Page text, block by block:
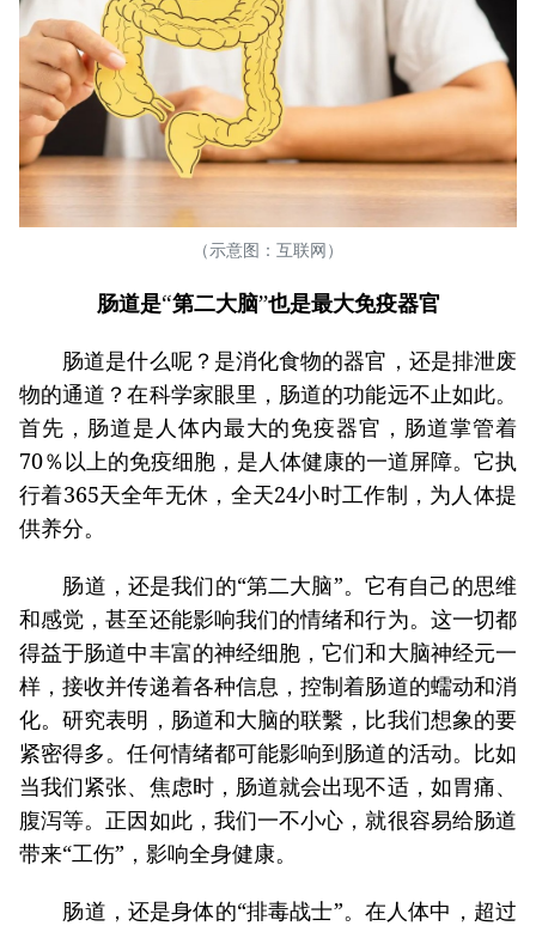
（示意图：互联网）
肠道是“第二大脑”也是最大免疫器官
肠道是什么呢？是消化食物的器官，还是排泄废
物的通道？在科学家眼里，肠道的功能远不止如此。
首先，肠道是人体内最大的免疫器官，肠道掌管着
70％以上的免疫细胞，是人体健康的一道屏障。它执
行着365天全年无休，全天24小时工作制，为人体提
供养分。
肠道，还是我们的“第二大脑”。它有自己的思维
和感觉，甚至还能影响我们的情绪和行为。这一切都
得益于肠道中丰富的神经细胞，它们和大脑神经元一
样，接收并传递着各种信息，控制着肠道的蠕动和消
化。研究表明，肠道和大脑的联繫，比我们想象的要
紧密得多。任何情绪都可能影响到肠道的活动。比如
当我们紧张、焦虑时，肠道就会出现不适，如胃痛、
腹泻等。正因如此，我们一不小心，就很容易给肠道
带来“工伤”，影响全身健康。
肠道，还是身体的“排毒战士”。在人体中，超过